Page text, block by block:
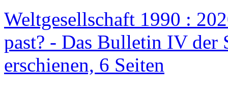
Weltgesellschaft 1990 :
past? - Das Bulletin IV der
erschienen, 6 Seiten